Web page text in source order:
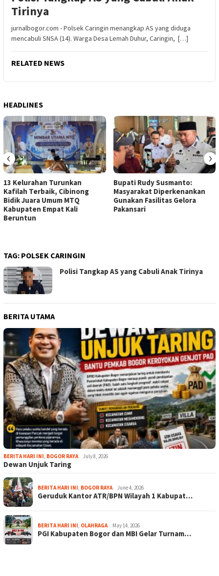
Tirinya
jurnalbogor.com - Polsek Caringin menangkap AS yang diduga
mencabuli SNSA (14). Warga Desa Lemah Duhur, Caringin, […]
RELATED NEWS
HEADLINES
13 Kelurahan Turunkan
Kafilah Terbaik, Cibinong
Bidik Juara Umum MTQ
Kabupaten Empat Kali
Beruntun
Bupati Rudy Susmanto:
Masyarakat Diperkenankan
Gunakan Fasilitas Gelora
Pakansari
‹ ›
TAG: POLSEK CARINGIN
Polisi Tangkap AS yang Cabuli Anak Tirinya
BERITA UTAMA
BERITA HARI INI, BOGOR RAYA July 8, 2026
Dewan Unjuk Taring
BERITA HARI INI, BOGOR RAYA June 4, 2026
Geruduk Kantor ATR/BPN Wilayah 1 Kabupat…
BERITA HARI INI, OLAHRAGA May 14, 2026
PGI Kabupaten Bogor dan MBI Gelar Turnam…